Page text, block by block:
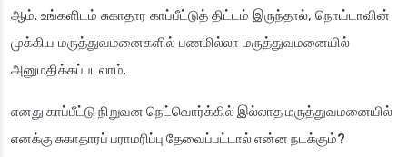
ஆம். உங்களிடம் சுகாதார காப்பீட்டுத் திட்டம் இருந்தால், நொய்டாவின்
முக்கிய மருத்துவமனைகளில் பணமில்லா மருத்துவமனையில்
அனுமதிக்கப்படலாம்.
எனது காப்பீட்டு நிறுவன நெட்வொர்க்கில் இல்லாத மருத்துவமனையில்
எனக்கு சுகாதாரப் பராமரிப்பு தேவைப்பட்டால் என்ன நடக்கும்?